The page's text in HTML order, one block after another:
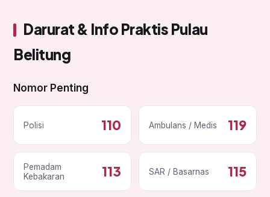
Darurat & Info Praktis Pulau
Belitung
Nomor Penting
Polisi 110 Ambulans / Medis 119
Pemadam
Kebakaran
113 SAR / Basarnas 115